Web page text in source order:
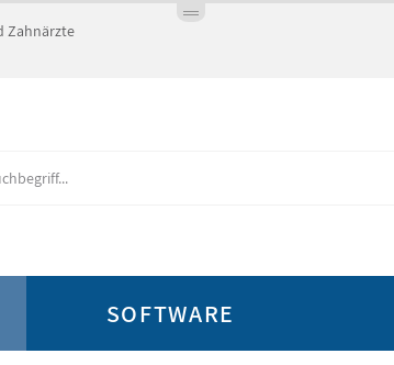
Zahnärzte
SOFTWARE